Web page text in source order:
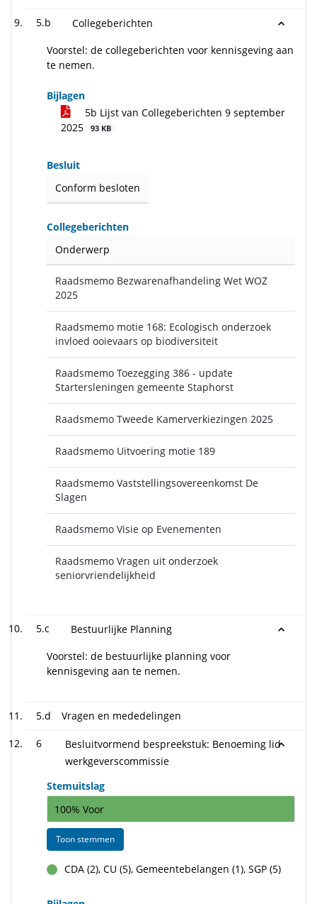
5.b
Collegeberichten
Voorstel: de collegeberichten voor kennisgeving aan
te nemen.
Bijlagen
5b Lijst van Collegeberichten 9 september
2025
93 KB
Besluit
Conform besloten
Collegeberichten
Onderwerp
Raadsmemo Bezwarenafhandeling Wet WOZ
2025
Raadsmemo motie 168: Ecologisch onderzoek
invloed ooievaars op biodiversiteit
Raadsmemo Toezegging 386 - update
Startersleningen gemeente Staphorst
Raadsmemo Tweede Kamerverkiezingen 2025
Raadsmemo Uitvoering motie 189
Raadsmemo Vaststellingsovereenkomst De
Slagen
Raadsmemo Visie op Evenementen
Raadsmemo Vragen uit onderzoek
seniorvriendelijkheid
5.c
Bestuurlijke Planning
Voorstel: de bestuurlijke planning voor
kennisgeving aan te nemen.
5.d Vragen en mededelingen
6
Besluitvormend bespreekstuk: Benoeming lid
werkgeverscommissie
Stemuitslag
100% Voor
Toon stemmen
voor
CDA (2), CU (5), Gemeentebelangen (1), SGP (5)